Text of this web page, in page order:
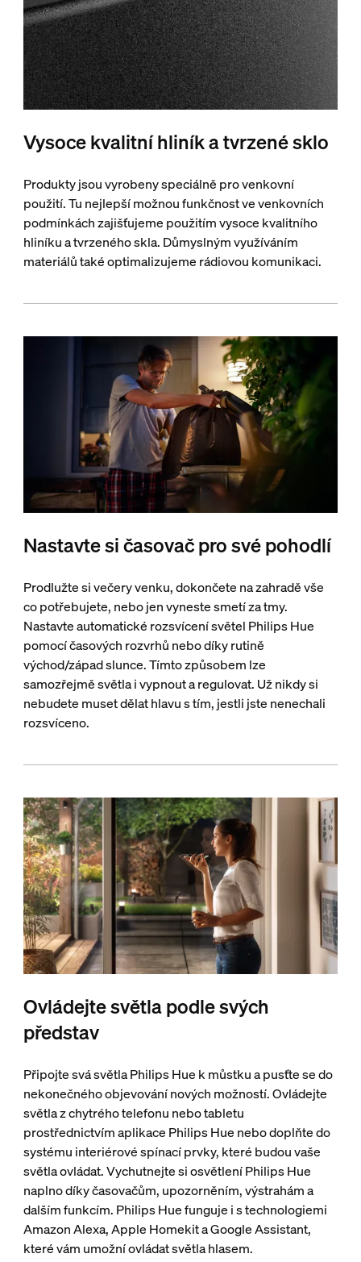
Vysoce kvalitní hliník a tvrzené sklo
Produkty jsou vyrobeny speciálně pro venkovní
použití. Tu nejlepší možnou funkčnost ve venkovních
podmínkách zajišťujeme použitím vysoce kvalitního
hliníku a tvrzeného skla. Důmyslným využíváním
materiálů také optimalizujeme rádiovou komunikaci.
Nastavte si časovač pro své pohodlí
Prodlužte si večery venku, dokončete na zahradě vše
co potřebujete, nebo jen vyneste smetí za tmy.
Nastavte automatické rozsvícení světel Philips Hue
pomocí časových rozvrhů nebo díky rutině
východ/západ slunce. Tímto způsobem lze
samozřejmě světla i vypnout a regulovat. Už nikdy si
nebudete muset dělat hlavu s tím, jestli jste nenechali
rozsvíceno.
Ovládejte světla podle svých
představ
Připojte svá světla Philips Hue k můstku a pusťte se do
nekonečného objevování nových možností. Ovládejte
světla z chytrého telefonu nebo tabletu
prostřednictvím aplikace Philips Hue nebo doplňte do
systému interiérové spínací prvky, které budou vaše
světla ovládat. Vychutnejte si osvětlení Philips Hue
naplno díky časovačům, upozorněním, výstrahám a
dalším funkcím. Philips Hue funguje i s technologiemi
Amazon Alexa, Apple Homekit a Google Assistant,
které vám umožní ovládat světla hlasem.